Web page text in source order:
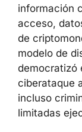
información
acceso,
de
modelo de
democratizó
ciberataque
incluso
limitadas